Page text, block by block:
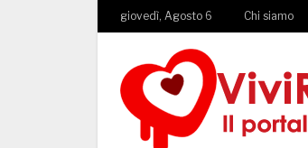
giovedì, Agosto 6 Chi siamo